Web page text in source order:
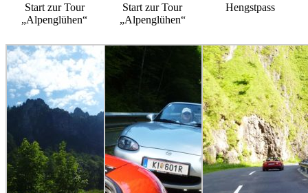
Start zur Tour
„Alpenglühen“
Start zur Tour
„Alpenglühen“
Hengstpass